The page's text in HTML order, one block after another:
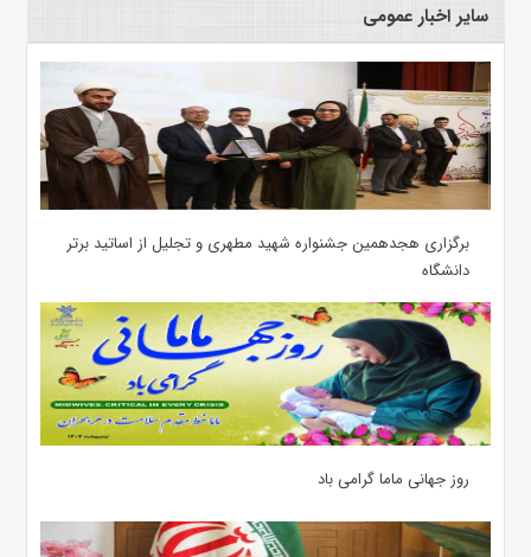
سایر اخبار عمومی
برگزاری هجدهمین جشنواره شهید مطهری و تجلیل از اساتید برتر
دانشگاه
روز جهانی ماما گرامی باد